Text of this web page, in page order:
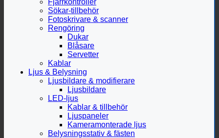
Sökar-tillbehör
Fotoskrivare & scanner
Rengöring
Dukar
Blåsare
Servetter
Kablar
Ljus & Belysning
Ljusbildare & modifierare
Ljusbildare
LED-ljus
Kablar & tillbehör
Ljuspaneler
Kameramonterade ljus
Belysningsstativ & fästen